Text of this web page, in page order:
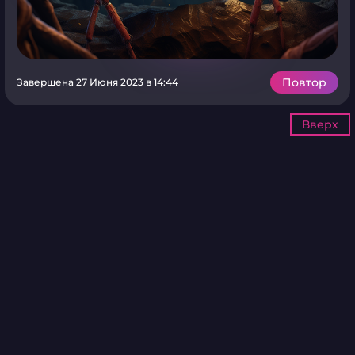
Завершена 27 Июня 2023 в 14:44 Повтор
Вверх